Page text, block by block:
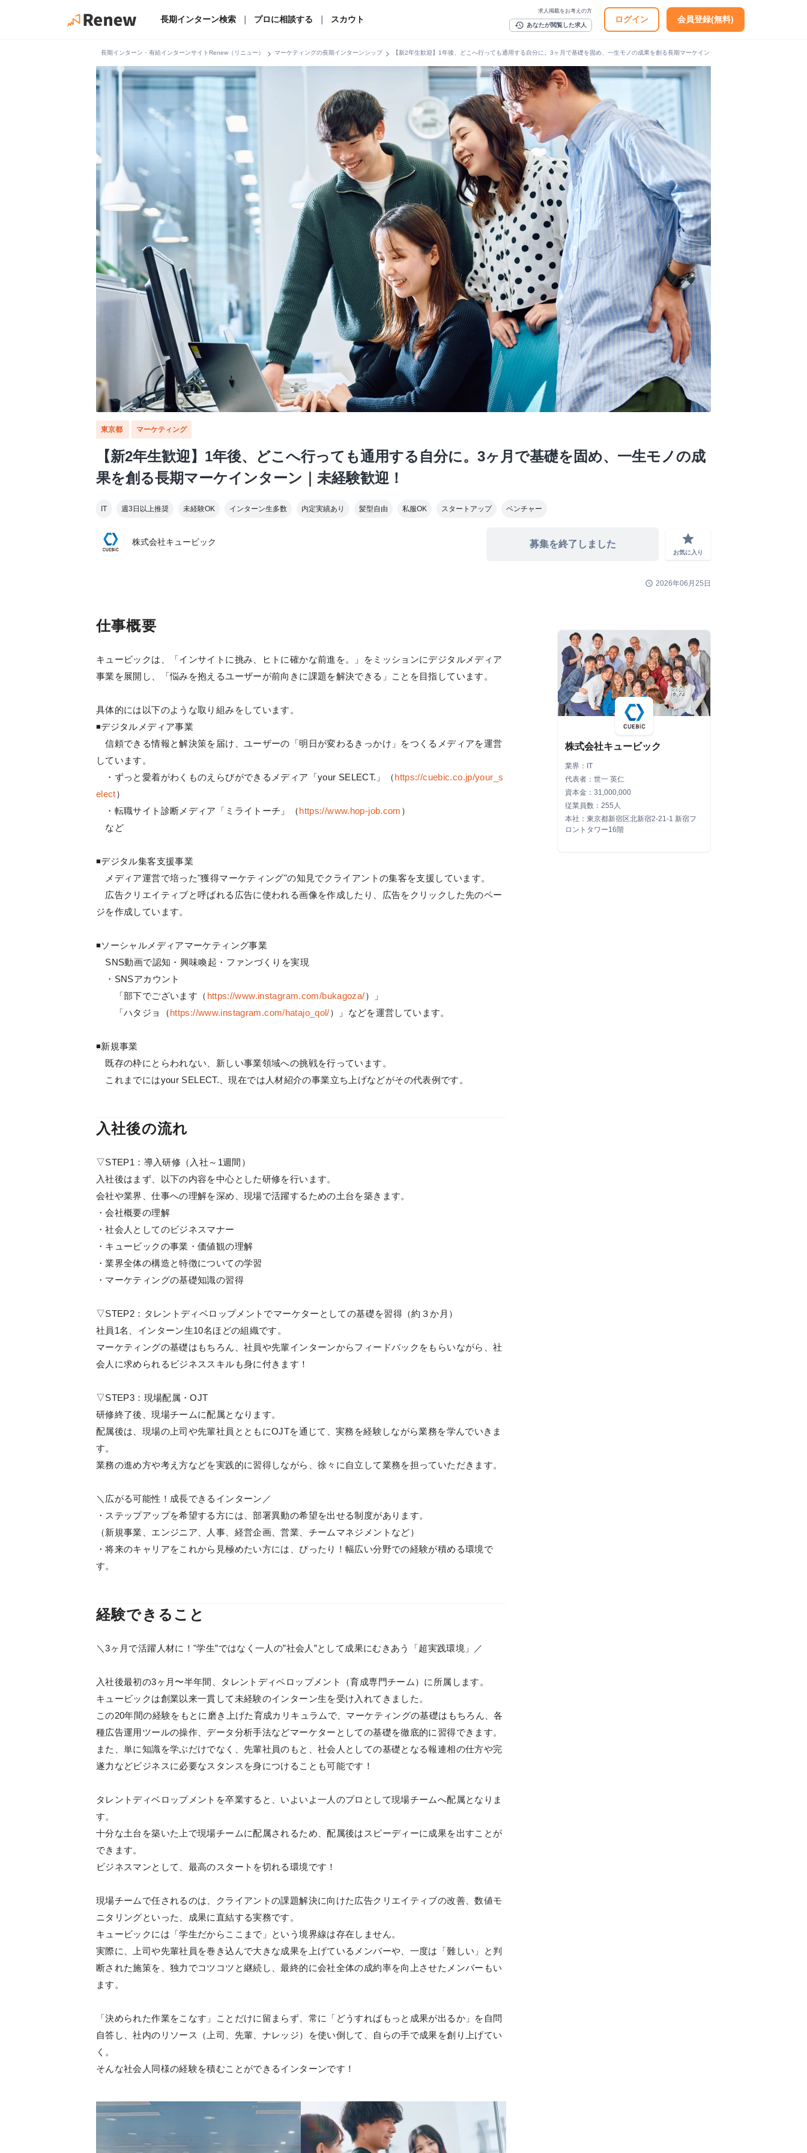
長期インターン検索 プロに相談する スカウト
求人掲載をお考えの方
history あなたが閲覧した求人
ログイン 会員登録(無料)
長期インターン・有給インターンサイトRenew（リニュー） chevron_right マーケティングの長期インターンシップchevron_right 【新2年生歓迎】1年後、どこへ行っても通用する自分に。3ヶ月で基礎を固め、一生モノの成果を創る長期マーケインターン｜未経験歓迎！
東京都 マーケティング
【新2年生歓迎】1年後、どこへ行っても通用する自分に。3ヶ月で基礎を固め、一生モノの成
果を創る長期マーケインターン｜未経験歓迎！
IT 週3日以上推奨 未経験OK インターン生多数 内定実績あり 髪型自由 私服OK スタートアップ ベンチャー
株式会社キュービック 募集を終了しました grade
お気に入り
schedule 2026年06月25日
仕事概要
キュービックは、「インサイトに挑み、ヒトに確かな前進を。」をミッションにデジタルメディア
事業を展開し、「悩みを抱えるユーザーが前向きに課題を解決できる」ことを目指しています。
具体的には以下のような取り組みをしています。
◾️デジタルメディア事業
信頼できる情報と解決策を届け、ユーザーの「明日が変わるきっかけ」をつくるメディアを運営
しています。
・ずっと愛着がわくものえらびができるメディア「your SELECT.」（https://cuebic.co.jp/your_s
elect）
・転職サイト診断メディア「ミライトーチ」（https://www.hop-job.com ）
など
◾️デジタル集客支援事業
メディア運営で培った"獲得マーケティング"の知見でクライアントの集客を支援しています。
広告クリエイティブと呼ばれる広告に使われる画像を作成したり、広告をクリックした先のペー
ジを作成しています。
◾️ソーシャルメディアマーケティング事業
SNS動画で認知・興味喚起・ファンづくりを実現
・SNSアカウント
「部下でございます（ https://www.instagram.com/bukagoza/）」
「ハタジョ（https://www.instagram.com/hatajo_qol/）」などを運営しています。
◾️新規事業
既存の枠にとらわれない、新しい事業領域への挑戦を行っています。
これまでにはyour SELECT.、現在では人材紹介の事業立ち上げなどがその代表例です。
入社後の流れ
▽STEP1：導入研修（入社～1週間）
入社後はまず、以下の内容を中心とした研修を行います。
会社や業界、仕事への理解を深め、現場で活躍するための土台を築きます。
・会社概要の理解
・社会人としてのビジネスマナー
・キュービックの事業・価値観の理解
・業界全体の構造と特徴についての学習
・マーケティングの基礎知識の習得
▽STEP2：タレントディベロップメントでマーケターとしての基礎を習得（約３か月）
社員1名、インターン生10名ほどの組織です。
マーケティングの基礎はもちろん、社員や先輩インターンからフィードバックをもらいながら、社
会人に求められるビジネススキルも身に付きます！
▽STEP3：現場配属・OJT
研修終了後、現場チームに配属となります。
配属後は、現場の上司や先輩社員とともにOJTを通じて、実務を経験しながら業務を学んでいきま
す。
業務の進め方や考え方などを実践的に習得しながら、徐々に自立して業務を担っていただきます。
＼広がる可能性！成長できるインターン／
・ステップアップを希望する方には、部署異動の希望を出せる制度があります。
（新規事業、エンジニア、人事、経営企画、営業、チームマネジメントなど）
・将来のキャリアをこれから見極めたい方には、ぴったり！幅広い分野での経験が積める環境で
す。
経験できること
＼3ヶ月で活躍人材に！"学生”ではなく一人の”社会人”として成果にむきあう「超実践環境」／
入社後最初の3ヶ月〜半年間、タレントディベロップメント（育成専門チーム）に所属します。
キュービックは創業以来一貫して未経験のインターン生を受け入れてきました。
この20年間の経験をもとに磨き上げた育成カリキュラムで、マーケティングの基礎はもちろん、各
種広告運用ツールの操作、データ分析手法などマーケターとしての基礎を徹底的に習得できます。
また、単に知識を学ぶだけでなく、先輩社員のもと、社会人としての基礎となる報連相の仕方や完
遂力などビジネスに必要なスタンスを身につけることも可能です！
タレントディベロップメントを卒業すると、いよいよ一人のプロとして現場チームへ配属となりま
す。
十分な土台を築いた上で現場チームに配属されるため、配属後はスピーディーに成果を出すことが
できます。
ビジネスマンとして、最高のスタートを切れる環境です！
現場チームで任されるのは、クライアントの課題解決に向けた広告クリエイティブの改善、数値モ
ニタリングといった、成果に直結する実務です。
キュービックには「学生だからここまで」という境界線は存在しません。
実際に、上司や先輩社員を巻き込んで大きな成果を上げているメンバーや、一度は「難しい」と判
断された施策を、独力でコツコツと継続し、最終的に会社全体の成約率を向上させたメンバーもい
ます。
「決められた作業をこなす」ことだけに留まらず、常に「どうすればもっと成果が出るか」を自問
自答し、社内のリソース（上司、先輩、ナレッジ）を使い倒して、自らの手で成果を創り上げてい
く。
そんな社会人同様の経験を積むことができるインターンです！
株式会社キュービック
業界：IT
代表者：世一 英仁
資本金：31,000,000
従業員数：255人
本社：東京都新宿区北新宿2-21-1 新宿フ
ロントタワー16階